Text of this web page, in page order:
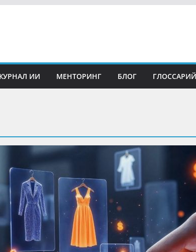
ИИ МЕНТОРИНГ БЛОГ ГЛОССАРИЙ